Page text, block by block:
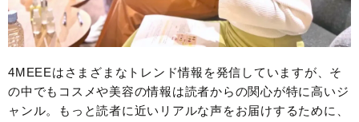
4MEEEはさまざまなトレンド情報を発信していますが、そ
の中でもコスメや美容の情報は読者からの関心が特に高いジ
ャンル。もっと読者に近いリアルな声をお届けするために、